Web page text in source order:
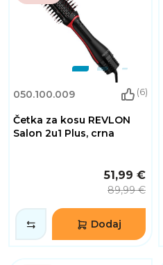
050.100.009 (6)
Četka za kosu REVLON
Salon 2u1 Plus, crna
51,99 €
89,99 €
Dodaj